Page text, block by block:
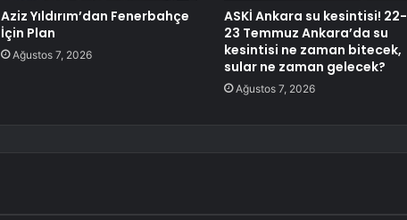
Aziz Yıldırım’dan Fenerbahçe
İçin Plan
Ağustos 7, 2026
ASKİ Ankara su kesintisi! 22-
23 Temmuz Ankara’da su
kesintisi ne zaman bitecek,
sular ne zaman gelecek?
Ağustos 7, 2026